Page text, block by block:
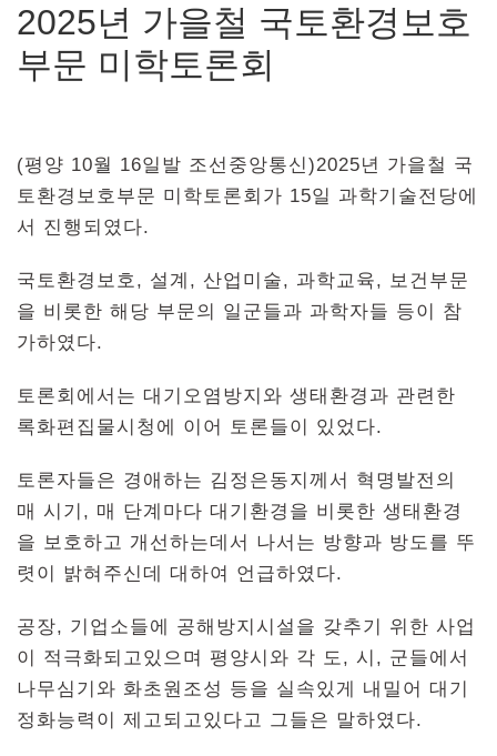
2025년 가을철 국토환경보호
부문 미학토론회
(평양 10월 16일발 조선중앙통신)2025년 가을철 국
토환경보호부문 미학토론회가 15일 과학기술전당에
서 진행되였다.
국토환경보호, 설계, 산업미술, 과학교육, 보건부문
을 비롯한 해당 부문의 일군들과 과학자들 등이 참
가하였다.
토론회에서는 대기오염방지와 생태환경과 관련한
록화편집물시청에 이어 토론들이 있었다.
토론자들은 경애하는 김정은동지께서 혁명발전의
매 시기, 매 단계마다 대기환경을 비롯한 생태환경
을 보호하고 개선하는데서 나서는 방향과 방도를 뚜
렷이 밝혀주신데 대하여 언급하였다.
공장, 기업소들에 공해방지시설을 갖추기 위한 사업
이 적극화되고있으며 평양시와 각 도, 시, 군들에서
나무심기와 화초원조성 등을 실속있게 내밀어 대기
정화능력이 제고되고있다고 그들은 말하였다.